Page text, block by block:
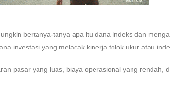
bertanya-tanya apa itu dana indeks dan
investasi yang melacak kinerja tolok ukur atau
pasar yang luas, biaya operasional yang rendah,